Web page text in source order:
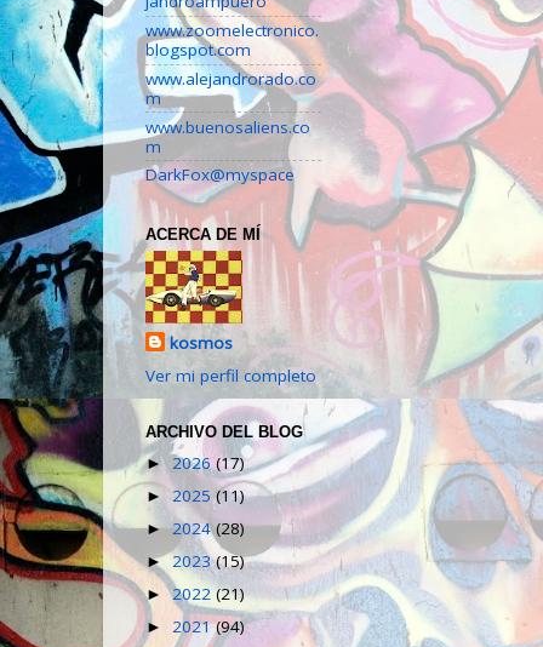
www.zoomelectronico.
blogspot.com
www.alejandrorado.co
m
www.buenosaliens.co
m
DarkFox@myspace
ACERCA DE MÍ
kosmos
Ver mi perfil completo
ARCHIVO DEL BLOG
► 2026(17)
► 2025(11)
► 2024(28)
► 2023(15)
►2022(21)
► 2021(94)